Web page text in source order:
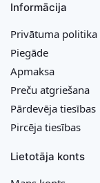
Informācija
Privātuma politika
Piegāde
Apmaksa
Preču atgriešana
Pārdevēja tiesības
Pircēja tiesības
Lietotāja konts